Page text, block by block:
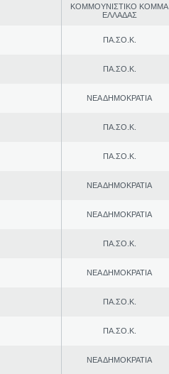
ΚΟΜΜΟΥΝΙΣΤΙΚΟ ΚΟΜΜΑ
ΕΛΛΑΔΑΣ
ΠΑ.ΣΟ.Κ.
ΠΑ.ΣΟ.Κ.
ΝΕΑ ΔΗΜΟΚΡΑΤΙΑ
ΠΑ.ΣΟ.Κ.
ΠΑ.ΣΟ.Κ.
ΝΕΑ ΔΗΜΟΚΡΑΤΙΑ
ΝΕΑ ΔΗΜΟΚΡΑΤΙΑ
ΠΑ.ΣΟ.Κ.
ΝΕΑ ΔΗΜΟΚΡΑΤΙΑ
ΠΑ.ΣΟ.Κ.
ΠΑ.ΣΟ.Κ.
ΝΕΑ ΔΗΜΟΚΡΑΤΙΑ